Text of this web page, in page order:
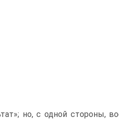
но, с одной стороны,